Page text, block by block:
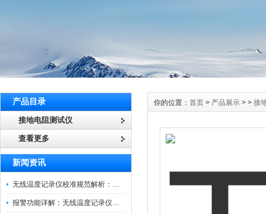
产品目录
接地电阻测试仪
查看更多
新闻资讯
无线温度记录仪校准规范解析：从多点比对到不确定度评定的实操流程
报警功能详解：无线温度记录仪的阈值设定与通知机制
你的位置： 首页 > 产品展示 > > 接